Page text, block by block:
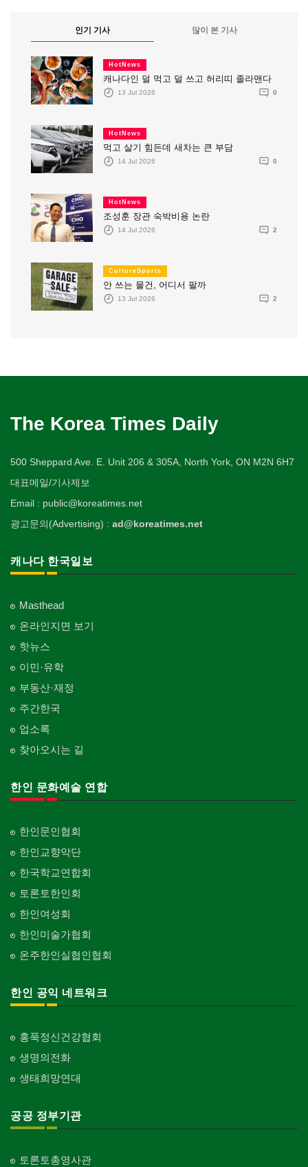
인기 기사 많이 본 기사
HotNews
캐나다인 덜 먹고 덜 쓰고 허리띠 졸라맨다
13 Jul 2026 0
HotNews
먹고 살기 힘든데 새차는 큰 부담
14 Jul 2026 0
HotNews
조성훈 장관 숙박비용 논란
14 Jul 2026 2
CultureSports
안 쓰는 물건, 어디서 팔까
13 Jul 2026 2
The Korea Times Daily
500 Sheppard Ave. E. Unit 206 & 305A, North York, ON M2N 6H7
대표메일/기사제보
Email : public@koreatimes.net
광고문의(Advertising) : ad@koreatimes.net
캐나다 한국일보
Masthead
온라인지면 보기
핫뉴스
이민·유학
부동산·재정
주간한국
업소록
찾아오시는 길
한인 문화예술 연합
한인문인협회
한인교향악단
한국학교연합회
토론토한인회
한인여성회
한인미술가협회
온주한인실협인협회
한인 공익 네트워크
홍푹정신건강협회
생명의전화
생태희망연대
공공 정부기관
토론토총영사관